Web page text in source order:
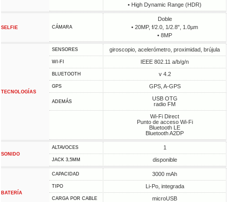
• High Dynamic Range (HDR)
SELFIE CÁMARA
Doble
• 20MP, f/2.0, 1/2.8", 1.0µm
• 8MP
TECNOLOGÍAS
SENSORES giroscopio, acelerómetro, proximidad, brújula
WI-FI IEEE 802.11 a/b/g/n
BLUETOOTH v 4.2
GPS GPS, A-GPS
ADEMÁS
USB OTG
radio FM
Wi-Fi Direct
Punto de acceso Wi-Fi
Bluetooth LE
Bluetooth A2DP
SONIDO
ALTAVOCES 1
JACK 3,5MM disponible
BATERÍA
CAPACIDAD 3000 mAh
TIPO Li-Po, integrada
CARGA POR CABLE microUSB